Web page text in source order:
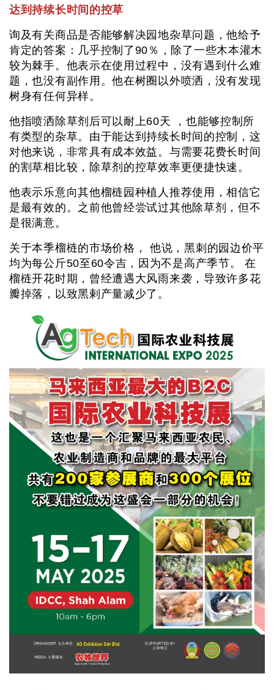
达到持续长时间的控草
询及有关商品是否能够解决园地杂草问题，他给予
肯定的答案：几乎控制了90％，除了一些木本灌木
较为棘手。他表示在使用过程中，没有遇到什么难
题，也没有副作用。他在树圈以外喷洒，没有发现
树身有任何异样。
他指喷洒除草剂后可以耐上60天 ，也能够控制所
有类型的杂草。由于能达到持续长时间的控制，这
对他来说，非常具有成本效益。与需要花费长时间
的割草相比较，除草剂的控草效率更便捷快速。
他表示乐意向其他榴梿园种植人推荐使用，相信它
是最有效的。之前他曾经尝试过其他除草剂，但不
是很满意。
关于本季榴梿的市场价格， 他说，黑刺的园边价平
均为每公斤50至60令吉，因为不是高产季节。 在
榴梿开花时期，曾经遭遇大风雨来袭，导致许多花
瓣掉落，以致黑剌产量减少了。